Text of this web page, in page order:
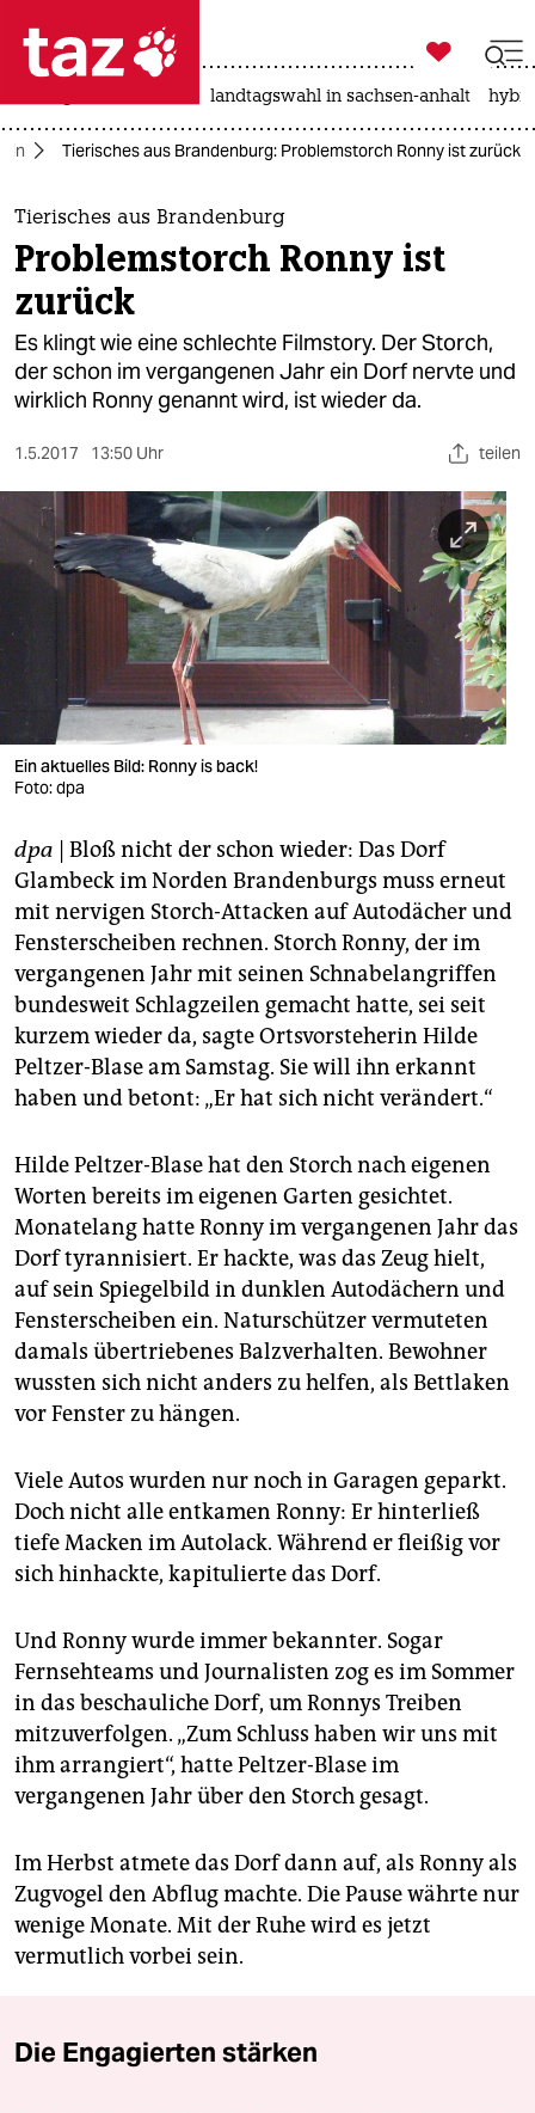
 taz zahl ich
taz zahl ich
themen
politik
öko
gesellschaft
sport
berlin
nord
wahrheit
verlag
verlag
veranstaltungen
shop
fragen & hilfe
unterstützen
abo
genossenschaft
epaper login

taz zahl ich
landtagswahl in sachsen-anhalt
Tierisches aus Brandenburg: Problemstorch Ronny ist zurück
Tierisches aus Brandenburg
Problemstorch Ronny ist
zurück
Es klingt wie eine schlechte Filmstory. Der Storch,
der schon im vergangenen Jahr ein Dorf nervte und
wirklich Ronny genannt wird, ist wieder da.
1.5.2017 13:50 Uhr teilen
Ein aktuelles Bild: Ronny is back!
Foto: dpa
dpa | Bloß nicht der schon wieder: Das Dorf
Glambeck im Norden Brandenburgs muss erneut
mit nervigen Storch-Attacken auf Autodächer und
Fensterscheiben rechnen. Storch Ronny, der im
vergangenen Jahr mit seinen Schnabelangriffen
bundesweit Schlagzeilen gemacht hatte, sei seit
kurzem wieder da, sagte Ortsvorsteherin Hilde
Peltzer-Blase am Samstag. Sie will ihn erkannt
haben und betont: „Er hat sich nicht verändert.“
Hilde Peltzer-Blase hat den Storch nach eigenen
Worten bereits im eigenen Garten gesichtet.
Monatelang hatte Ronny im vergangenen Jahr das
Dorf tyrannisiert. Er hackte, was das Zeug hielt,
auf sein Spiegelbild in dunklen Autodächern und
Fensterscheiben ein. Naturschützer vermuteten
damals übertriebenes Balzverhalten. Bewohner
wussten sich nicht anders zu helfen, als Bettlaken
vor Fenster zu hängen.
Viele Autos wurden nur noch in Garagen geparkt.
Doch nicht alle entkamen Ronny: Er hinterließ
tiefe Macken im Autolack. Während er fleißig vor
sich hinhackte, kapitulierte das Dorf.
Und Ronny wurde immer bekannter. Sogar
Fernsehteams und Journalisten zog es im Sommer
in das beschauliche Dorf, um Ronnys Treiben
mitzuverfolgen. „Zum Schluss haben wir uns mit
ihm arrangiert“, hatte Peltzer-Blase im
vergangenen Jahr über den Storch gesagt.
Im Herbst atmete das Dorf dann auf, als Ronny als
Zugvogel den Abflug machte. Die Pause währte nur
wenige Monate. Mit der Ruhe wird es jetzt
vermutlich vorbei sein.
Die Engagierten stärken